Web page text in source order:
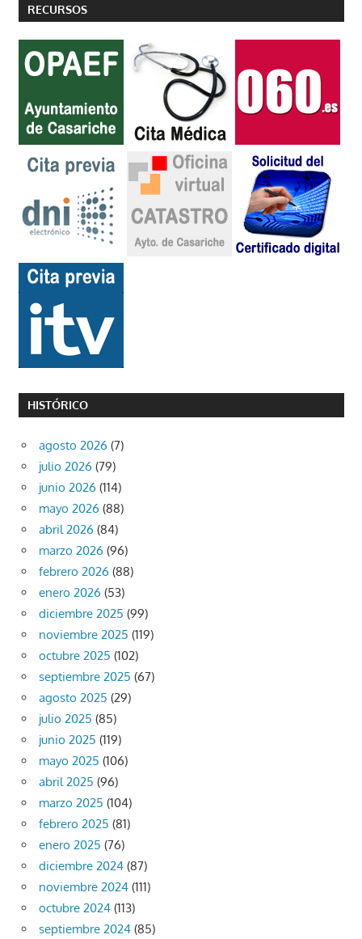
RECURSOS
HISTÓRICO
agosto 2026 (7)
julio 2026 (79)
junio 2026 (114)
mayo 2026 (88)
abril 2026 (84)
marzo 2026 (96)
febrero 2026 (88)
enero 2026 (53)
diciembre 2025 (99)
noviembre 2025 (119)
octubre 2025 (102)
septiembre 2025 (67)
agosto 2025 (29)
julio 2025 (85)
junio 2025 (119)
mayo 2025 (106)
abril 2025 (96)
marzo 2025 (104)
febrero 2025 (81)
enero 2025 (76)
diciembre 2024 (87)
noviembre 2024 (111)
octubre 2024 (113)
septiembre 2024 (85)